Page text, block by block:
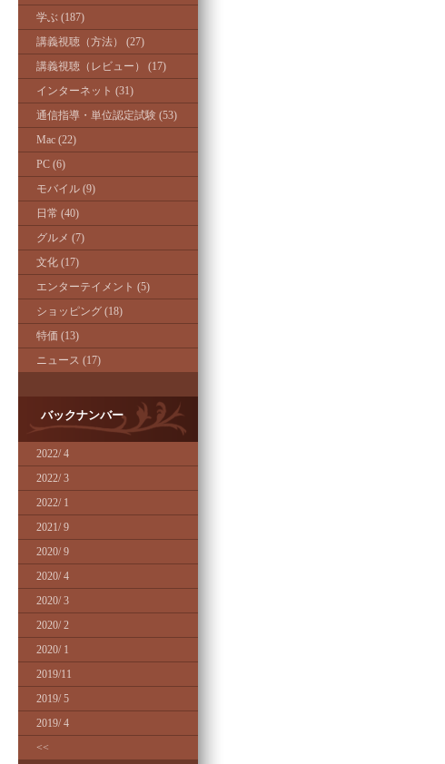
学ぶ (187)
講義視聴（方法） (27)
講義視聴（レビュー） (17)
インターネット (31)
通信指導・単位認定試験 (53)
Mac (22)
PC (6)
モバイル (9)
日常 (40)
グルメ (7)
文化 (17)
エンターテイメント (5)
ショッピング (18)
特価 (13)
ニュース (17)
バックナンバー
2022/ 4
2022/ 3
2022/ 1
2021/ 9
2020/ 9
2020/ 4
2020/ 3
2020/ 2
2020/ 1
2019/11
2019/ 5
2019/ 4
<<